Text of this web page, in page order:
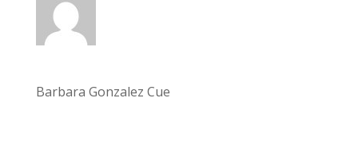
Barbara Gonzalez Cue